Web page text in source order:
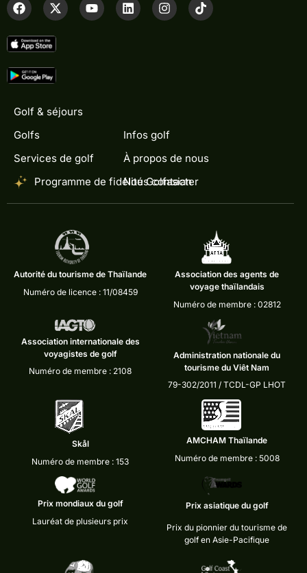
Golf & séjours
Golfs
Services de golf
Programme de fidélité Golfasian
Infos golf
À propos de nous
Nous contacter
Autorité du tourisme de Thaïlande
Numéro de licence : 11/08459
Association des agents de
voyage thaïlandais
Numéro de membre : 02812
Association internationale des
voyagistes de golf
Numéro de membre : 2108
Administration nationale du
tourisme du Viêt Nam
79-302/2011 / TCDL-GP LHOT
Skål
Numéro de membre : 153
AMCHAM Thaïlande
Numéro de membre : 5008
Prix mondiaux du golf
Lauréat de plusieurs prix
Prix asiatique du golf
Prix du pionnier du tourisme de
golf en Asie-Pacifique